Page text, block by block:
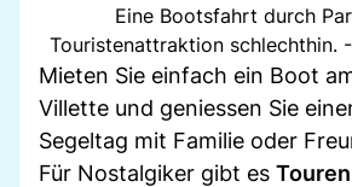
Eine Bootsfahrt durch
Touristenattraktion schlechthin.
Mieten Sie einfach ein Boot
Villette und geniessen Sie
Segeltag mit Familie oder
Für Nostalgiker gibt es